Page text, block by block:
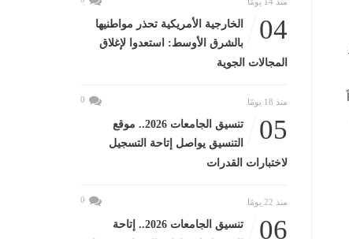
04
الخارجية الأمريكية تحذر مواطنيها
بالشرق الأوسط: استعدوا لإغلاق
المجالات الجوية
منذ 18 يومًا 0
05
تنسيق الجامعات 2026.. موقع
التنسيق يواصل إتاحة التسجيل
لاختبارات القدرات
منذ 22 يومًا 0
06
تنسيق الجامعات 2026.. إتاحة